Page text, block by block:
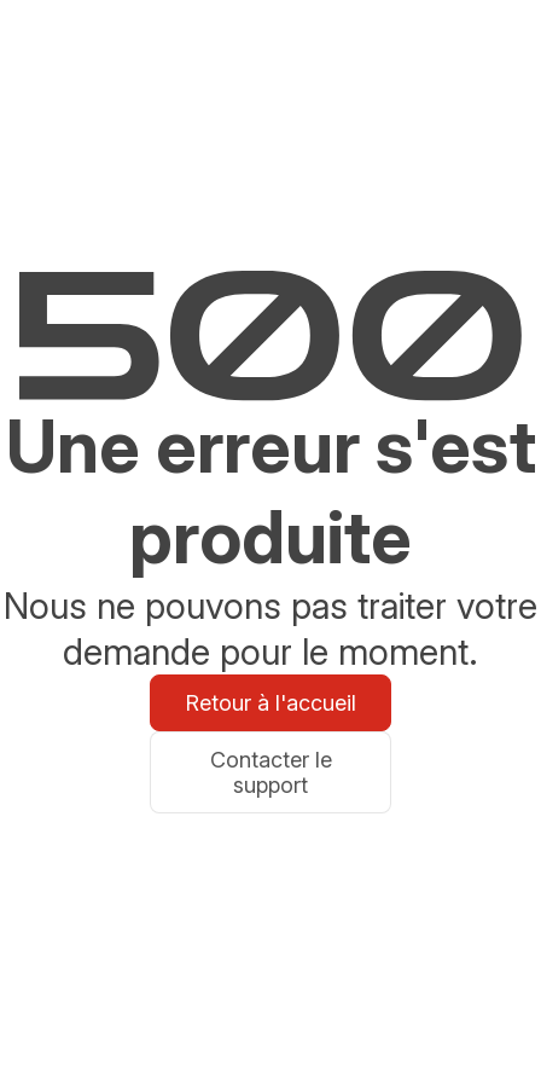
Une erreur s'est
produite
Nous ne pouvons pas traiter votre
demande pour le moment.
Retour à l'accueil
Contacter le
support